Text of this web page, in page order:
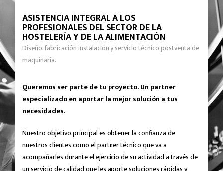
ASISTENCIA INTEGRAL A LOS
PROFESIONALES DEL SECTOR DE LA
HOSTELERÍA Y DE LA ALIMENTACIÓN
Diseño, fabricación instalación y servicio técnico postventa de
maquinaria.
Queremos ser parte de tu proyecto. Un partner
especializado en aportar la mejor solución a tus
necesidades.
Nuestro objetivo principal es obtener la confianza de
nuestros clientes como el partner técnico que va a
acompañarles durante el ejercicio de su actividad a través de